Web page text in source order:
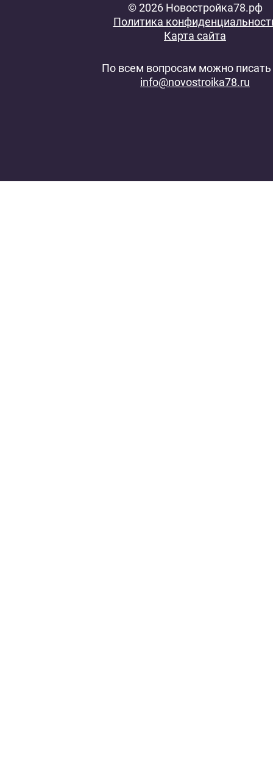
© 2026 Новостройка78.рф
Политика
Карта сайта
По всем вопросам можно писать
info@novostroika78.ru